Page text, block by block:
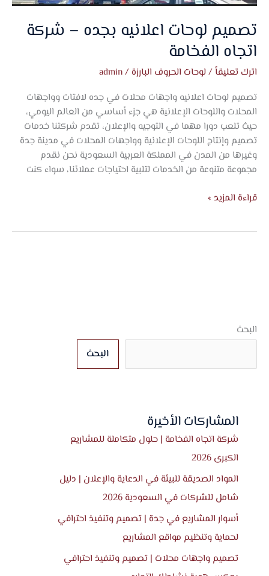
البحث
البحث
المشاركات الأخيرة
شركة اتجاه الفخامة | حلول متكاملة للمشاريع
الكبرى 2026
المواد الصديقة للبيئة في الدعاية والإعلان | دليل
شامل للشركات في السعودية 2026
أسوار المشاريع في جدة | تصميم وتنفيذ احترافي
لحماية وتنظيم مواقع المشاريع
تصميم واجهات محلات | تصميم وتنفيذ احترافي
تصميم لوحات اعلانيه بجده – شركة
اتجاه الفخامة
اترك تعليقاً/لوحات الحروف البارزة /
admin
تصميم لوحات اعلانيه واجهات محلات في جده لافتات وواجهات
المحلات واللوحات الإعلانية هي جزء أساسي من العالم اليومي،
حيث تلعب دورا مهما في التوجيه والإعلان، تقدم شركتنا خدمات
تصميم وإنتاج اللوحات الإعلانية وواجهات المحلات في مدينة جدة
وغيرها من المدن في المملكة العربية السعودية نحن نقدم
مجموعة متنوعة من الخدمات لتلبية احتياجات عملائنا، سواء كنت
قراءة المزيد »